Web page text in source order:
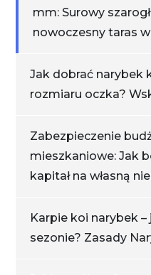
mm: Surowy
nowoczesny taras
Jak dobrać narybek
rozmiaru oczka?
Zabezpieczenie
mieszkaniowe: Jak
kapitał na własną
Karpie koi narybek
sezonie? Zasady